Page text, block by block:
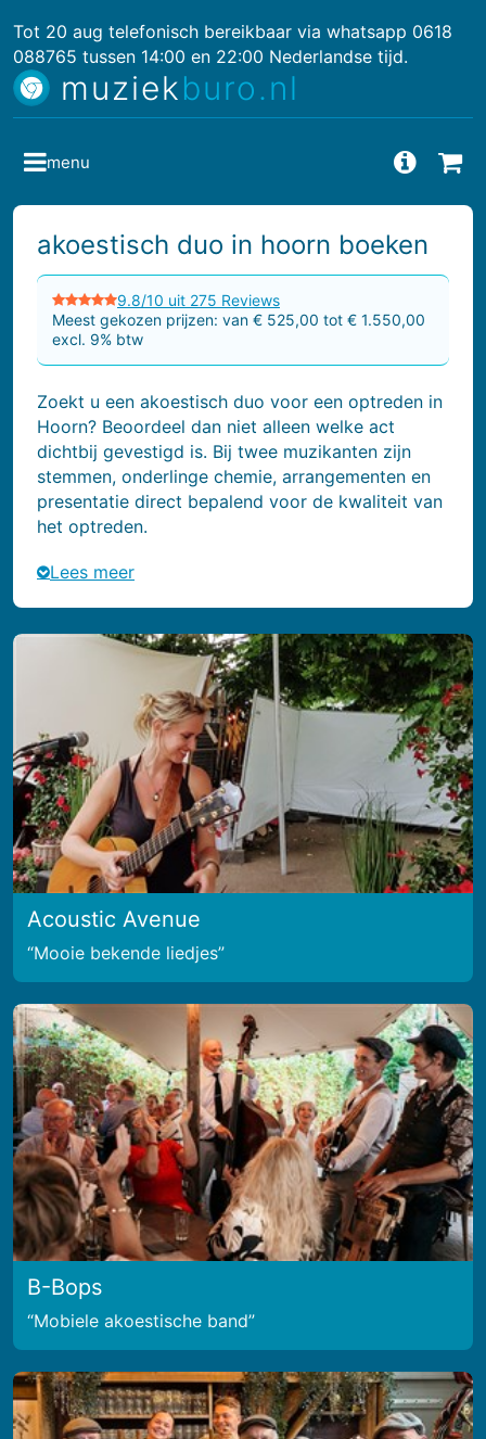
Tot 20 aug telefonisch bereikbaar via whatsapp 0618
088765 tussen 14:00 en 22:00 Nederlandse tijd.
muziekburo.nl
akoestisch duo in hoorn boeken
9.8/10 uit 275 Reviews
Meest gekozen prijzen: van € 525,00 tot € 1.550,00
excl. 9% btw
Zoekt u een akoestisch duo voor een optreden in
Hoorn? Beoordeel dan niet alleen welke act
dichtbij gevestigd is. Bij twee muzikanten zijn
stemmen, onderlinge chemie, arrangementen en
presentatie direct bepalend voor de kwaliteit van
het optreden.
Lees meer
Acoustic Avenue
Mooie bekende liedjes
B-Bops
Mobiele akoestische band
menu